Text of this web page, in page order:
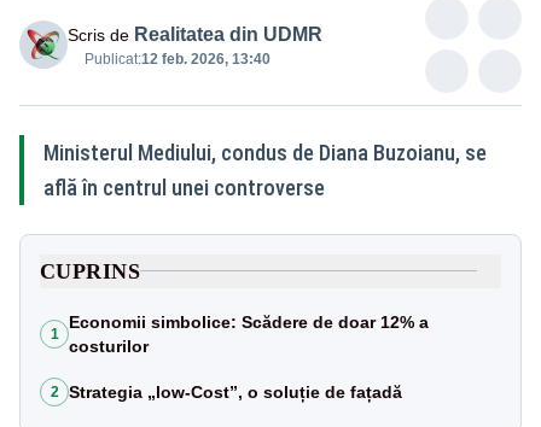
Scris de Realitatea din UDMR
Publicat:12 feb. 2026, 13:40
Ministerul Mediului, condus de Diana Buzoianu, se
află în centrul unei controverse
CUPRINS
1
Economii simbolice: Scădere de doar 12% a
costurilor
2 Strategia „low-Cost”, o soluție de fațadă